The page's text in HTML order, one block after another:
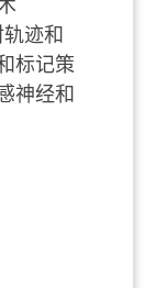
迹和
标记策
神经和